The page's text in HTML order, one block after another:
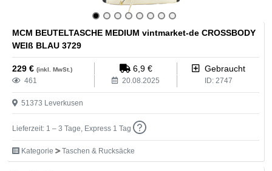
MCM BEUTELTASCHE MEDIUM vintmarket-de CROSSBODY
WEIß BLAU 3729
229 € (inkl. MwSt.) 6,9€ Gebraucht
461 20.08.2025 ID: 2747
51373 Leverkusen
Lieferzeit: 1 – 3 Tage, Express 1 Tag
Kategorie Taschen & Rucksäcke